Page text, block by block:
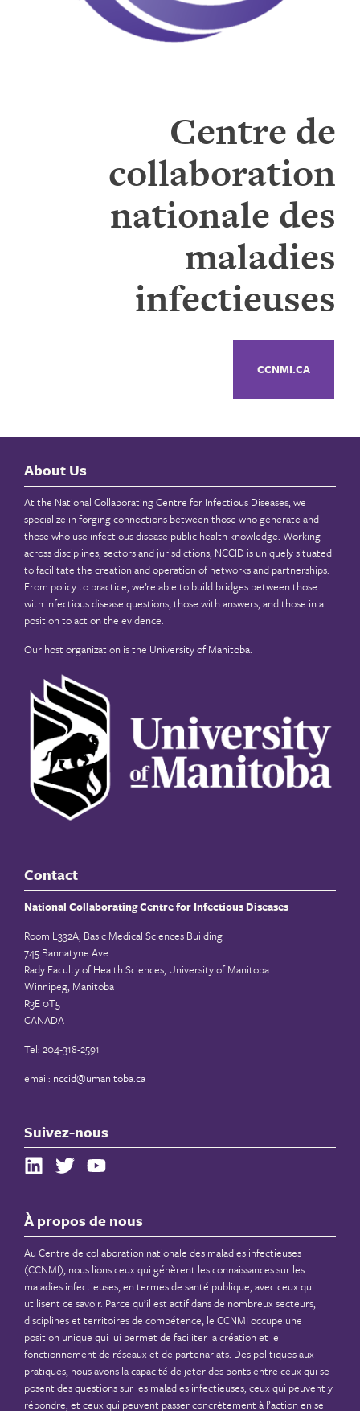
Centre de
collaboration
nationale des
maladies
infectieuses
CCNMI.CA
About Us
At the National Collaborating Centre for Infectious Diseases, we
specialize in forging connections between those who generate and
those who use infectious disease public health knowledge. Working
across disciplines, sectors and jurisdictions, NCCID is uniquely situated
to facilitate the creation and operation of networks and partnerships.
From policy to practice, we’re able to build bridges between those
with infectious disease questions, those with answers, and those in a
position to act on the evidence.
Our host organization is the University of Manitoba.
Contact
National Collaborating Centre for Infectious Diseases
Room L332A, Basic Medical Sciences Building
745 Bannatyne Ave
Rady Faculty of Health Sciences, University of Manitoba
Winnipeg, Manitoba
R3E 0T5
CANADA
Tel: 204-318-2591
email: nccid@umanitoba.ca
Suivez-nous
À propos de nous
Au Centre de collaboration nationale des maladies infectieuses
(CCNMI), nous lions ceux qui génèrent les connaissances sur les
maladies infectieuses, en termes de santé publique, avec ceux qui
utilisent ce savoir. Parce qu’il est actif dans de nombreux secteurs,
disciplines et territoires de compétence, le CCNMI occupe une
position unique qui lui permet de faciliter la création et le
fonctionnement de réseaux et de partenariats. Des politiques aux
pratiques, nous avons la capacité de jeter des ponts entre ceux qui se
posent des questions sur les maladies infectieuses, ceux qui peuvent y
répondre, et ceux qui peuvent passer concrètement à l’action en se